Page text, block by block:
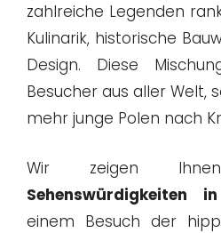
zahlreiche Legenden
Kulinarik, historische
Design. Diese
Besucher aus aller Welt,
mehr junge Polen nach
Wir zeigen
Sehenswürdigkeiten
einem Besuch der